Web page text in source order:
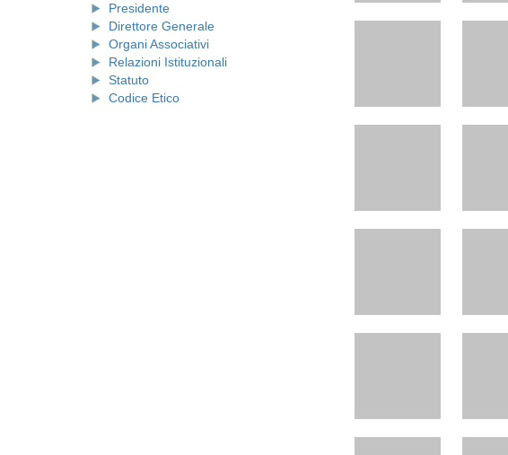
Presidente
Direttore Generale
Organi Associativi
Relazioni Istituzionali
Statuto
Codice Etico